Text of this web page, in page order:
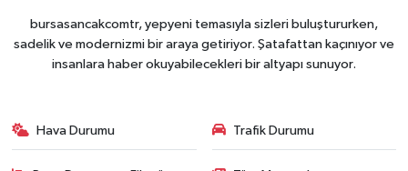
bursasancakcomtr, yepyeni temasıyla sizleri buluştururken,
sadelik ve modernizmi bir araya getiriyor. Şatafattan kaçınıyor ve
insanlara haber okuyabilecekleri bir altyapı sunuyor.
Hava Durumu Trafik Durumu